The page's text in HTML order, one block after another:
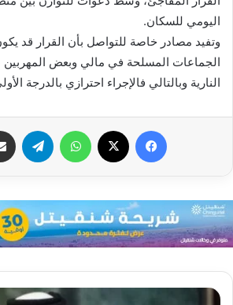
اليومي للسكان.
وتفيد مصادر خاصة للتواصل بأن القرار قد
الجماعات المسلحة في مالي وبعض المهربين
النارية وبالتالي فالإجراء احترازي بالدرجة
فيسبوك واتساب